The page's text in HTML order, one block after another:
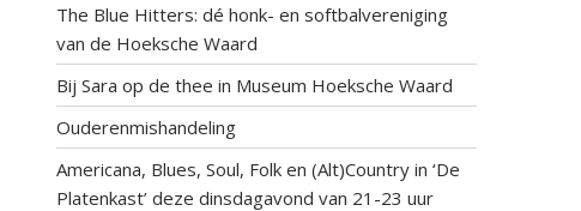
The Blue Hitters: dé honk- en softbalvereniging
van de Hoeksche Waard
Bij Sara op de thee in Museum Hoeksche Waard
Ouderenmishandeling
Americana, Blues, Soul, Folk en (Alt)Country in ‘De
Platenkast’ deze dinsdagavond van 21-23 uur